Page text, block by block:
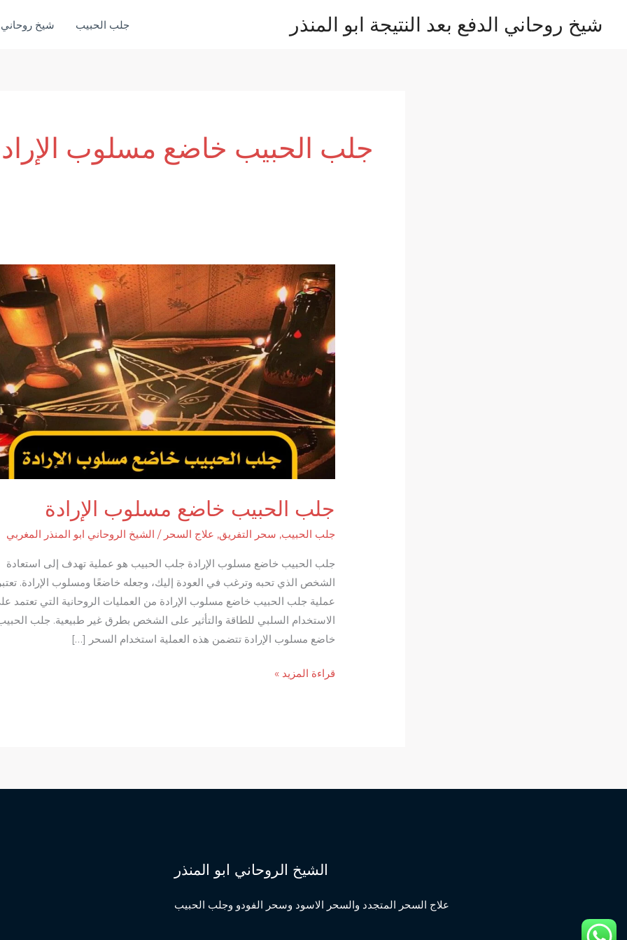
شيخ روحاني الدفع بعد النتيجة ابو المنذر جلب الحبيب شيخ روحاني
جلب الحبيب خاضع مسلوب
جلب الحبيب خاضع مسلوب الإرادة
جلب الحبيب, سحر التفريق, علاج السحر / الشيخ الروحاني ابو المنذر المغربي
جلب الحبيب خاضع مسلوب الإرادة جلب الحبيب هو عملية تهدف إلى استعادة
الشخص الذي تحبه وترغب في العودة إليك، وجعله خاضعًا ومسلوب الإرادة.
عملية جلب الحبيب خاضع مسلوب الإرادة من العمليات الروحانية التي تعتمد
الاستخدام السلبي للطاقة والتأثير على الشخص بطرق غير طبيعية. جلب
خاضع مسلوب الإرادة تتضمن هذه العملية استخدام السحر […]
جلب
قراءة المزيد »
الشيخ الروحاني ابو المنذر
علاج السحر المتجدد والسحر الاسود وسحر الفودو وجلب الحبيب